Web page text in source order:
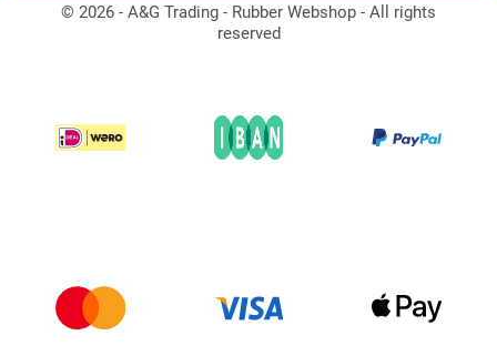
© 2026 - A&G Trading - Rubber Webshop - All rights
reserved